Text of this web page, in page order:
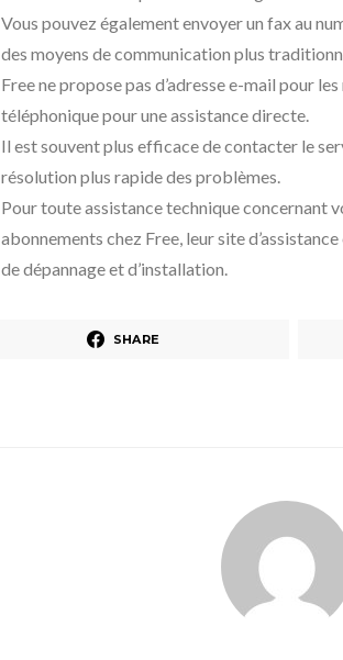
Vous pouvez également envoyer un fax au
des moyens de communication plus
Free ne propose pas d’adresse e-mail pour
téléphonique pour une assistance directe.
Il est souvent plus efficace de contacter le
résolution plus rapide des problèmes.
Pour toute assistance technique concernant
abonnements chez Free, leur site
de dépannage et d’installation.
SHARE